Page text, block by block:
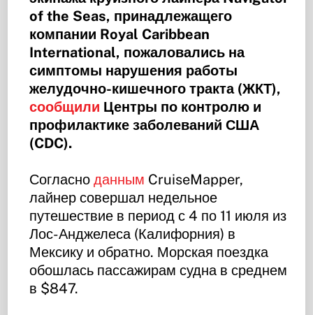
of the Seas, принадлежащего
компании Royal Caribbean
International, пожаловались на
симптомы нарушения работы
желудочно-кишечного тракта (ЖКТ),
сообщили Центры по контролю и
профилактике заболеваний США
(CDC).
Согласноданным CruiseMapper,
лайнер совершал недельное
путешествие в период с 4 по 11 июля из
Лос-Анджелеса (Калифорния) в
Мексику и обратно. Морская поездка
обошлась пассажирам судна в среднем
в $847.